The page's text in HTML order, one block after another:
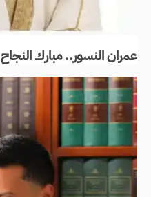
عمران النسور.. مبارك النجاح